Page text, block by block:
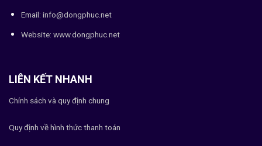
Email: info@dongphuc.net
Website: www.dongphuc.net
LIÊN KẾT NHANH
Chính sách và quy định chung
Quy định về hình thức thanh toán